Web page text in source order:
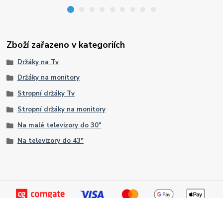
Zboží zařazeno v kategoriích
Držáky na Tv
Držáky na monitory
Stropní držáky Tv
Stropní držáky na monitory
Na malé televizory do 30"
Na televizory do 43"